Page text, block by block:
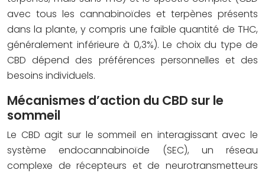
avec tous les cannabinoïdes et terpènes présents
dans la plante, y compris une faible quantité de THC,
généralement inférieure à 0,3%). Le choix du type de
CBD dépend des préférences personnelles et des
besoins individuels.
Mécanismes d’action du CBD sur le
sommeil
Le CBD agit sur le sommeil en interagissant avec le
système endocannabinoïde (SEC), un réseau
complexe de récepteurs et de neurotransmetteurs